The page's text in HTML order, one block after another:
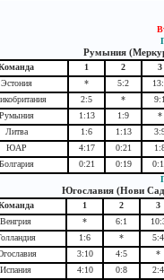
Румыния
1 2 3
Эстония * 5:2
2:5 *
Румыния 1:13 1:9 *
Литва 1:6 1:13
ЮАР 4:17 0:21
Болгария 0:21 0:19
Югославия (Нови
1 2 3
Венгрия * 6:1
1:6 * 5:4
3:10 4:5 *
Испания 4:10 0:8 2:4